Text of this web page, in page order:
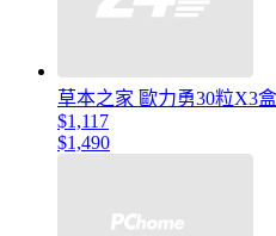
草本之家 歐力勇30粒X3盒
$1,117
$1,490